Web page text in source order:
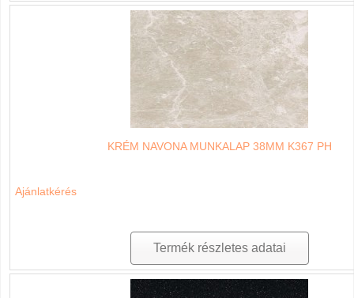
KRÉM NAVONA MUNKALAP 38MM K367 PH
Ajánlatkérés
Termék részletes adatai